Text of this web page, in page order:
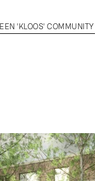
EEN 'KLOOS' COMMUNITY